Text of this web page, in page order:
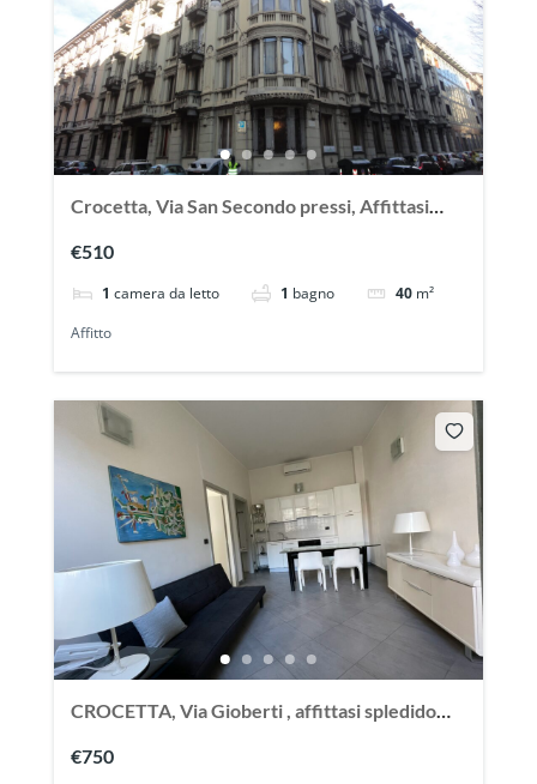
Crocetta, Via San Secondo pressi, Affittasi
€510
1 camera da letto 1 bagno 40 m²
Affitto
CROCETTA, Via Gioberti , affittasi spledido
€750